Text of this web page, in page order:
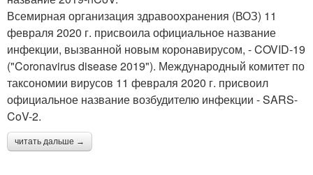
Всемирная организация здравоохранения (ВОЗ) 11
февраля 2020 г. присвоила официальное название
инфекции, вызванной новым коронавирусом, - COVID-19
("Coronavirus disease 2019"). Международный комитет по
таксономии вирусов 11 февраля 2020 г. присвоил
официальное название возбудителю инфекции - SARS-
CoV-2.
читать дальше →